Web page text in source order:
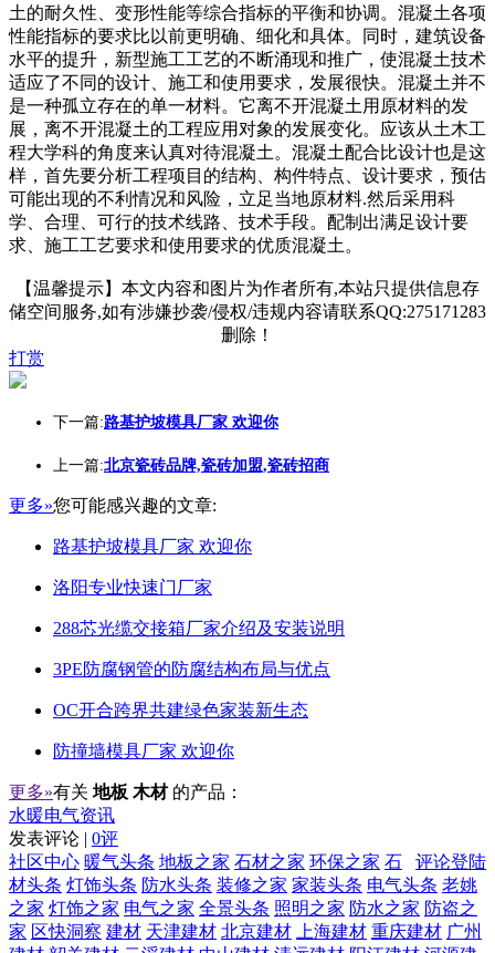
土的耐久性、变形性能等综合指标的平衡和协调。混凝土各项
性能指标的要求比以前更明确、细化和具体。同时，建筑设备
水平的提升，新型施工工艺的不断涌现和推广，使混凝土技术
适应了不同的设计、施工和使用要求，发展很快。混凝土并不
是一种孤立存在的单一材料。它离不开混凝土用原材料的发
展，离不开混凝土的工程应用对象的发展变化。应该从土木工
程大学科的角度来认真对待混凝土。混凝土配合比设计也是这
样，首先要分析工程项目的结构、构件特点、设计要求，预估
可能出现的不利情况和风险，立足当地原材料.然后采用科
学、合理、可行的技术线路、技术手段。配制出满足设计要
求、施工工艺要求和使用要求的优质混凝土。
【温馨提示】本文内容和图片为作者所有,本站只提供信息存
储空间服务,如有涉嫌抄袭/侵权/违规内容请联系QQ:275171283
删除！
打赏
下一篇:路基护坡模具厂家 欢迎你
上一篇:北京瓷砖品牌,瓷砖加盟,瓷砖招商
更多»您可能感兴趣的文章:
路基护坡模具厂家 欢迎你
洛阳专业快速门厂家
288芯光缆交接箱厂家介绍及安装说明
3PE防腐钢管的防腐结构布局与优点
OC开合跨界共建绿色家装新生态
防撞墙模具厂家 欢迎你
更多»有关 地板 木材 的产品：
水暖电气资讯
发表评论 | 0评
评论登陆
社区中心 暖气头条 地板之家 石材之家 环保之家 石
材头条 灯饰头条 防水头条 装修之家 家装头条 电气头条 老姚
之家 灯饰之家 电气之家 全景头条 照明之家 防水之家 防盗之
家 区快洞察 建材 天津建材 北京建材 上海建材 重庆建材 广州